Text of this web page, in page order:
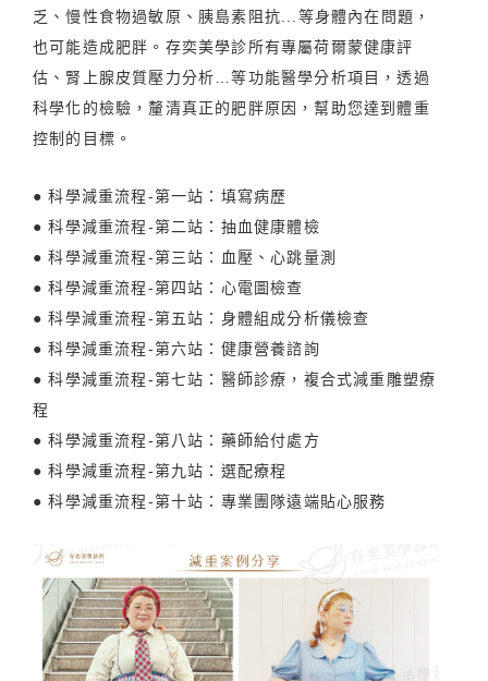
乏、慢性食物過敏原、胰島素阻抗...等身體內在問題，
也可能造成肥胖。存奕美學診所有專屬荷爾蒙健康評
估、腎上腺皮質壓力分析…等功能醫學分析項目，透過
科學化的檢驗，釐清真正的肥胖原因，幫助您達到體重
控制的目標。
● 科學減重流程-第一站：填寫病歷
● 科學減重流程-第二站：抽血健康體檢
● 科學減重流程-第三站：血壓、心跳量測
● 科學減重流程-第四站：心電圖檢查
● 科學減重流程-第五站：身體組成分析儀檢查
● 科學減重流程-第六站：健康營養諮詢
● 科學減重流程-第七站：醫師診療，複合式減重雕塑療
程
● 科學減重流程-第八站：藥師給付處方
● 科學減重流程-第九站：選配療程
● 科學減重流程-第十站：專業團隊遠端貼心服務